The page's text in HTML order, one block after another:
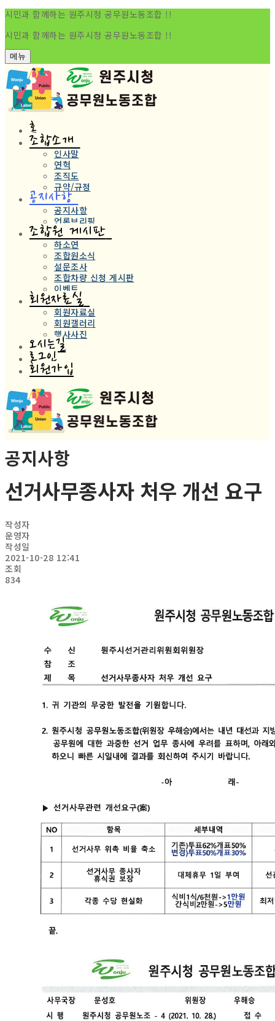
시민과 함께하는 원주시청 공무원노동조합 !!
시민과 함께하는 원주시청 공무원노동조합 !!
메뉴
홈
조합소개
인사말
연혁
조직도
규약/규정
공지사항
공지사항
언론브리핑
조합원 게시판
하소연
조합원소식
설문조사
조합차량 신청 게시판
이벤트
회원자료실
회원자료실
회원갤러리
행사사진
오시는길
로그인
회원가입
공지사항
선거사무종사자 처우 개선 요구
작성자
운영자
작성일
2021-10-28 12:41
조회
834